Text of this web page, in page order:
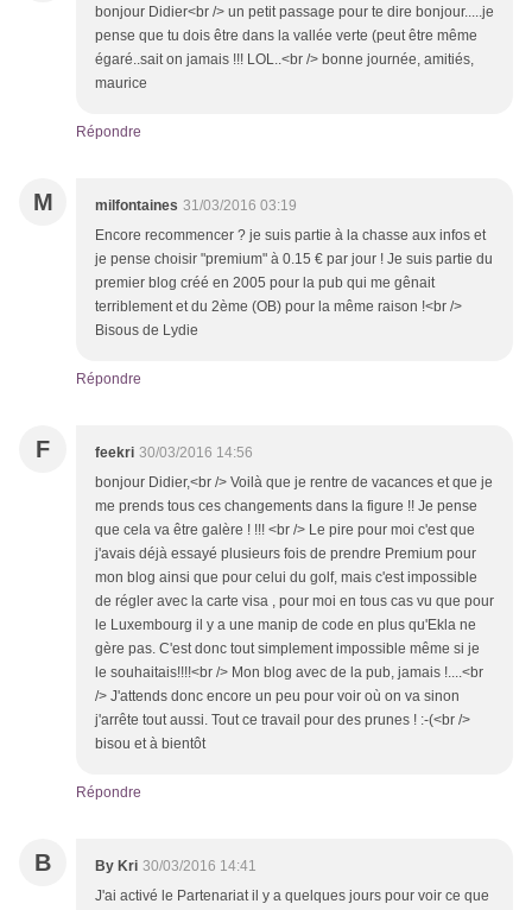
bonjour Didier<br /> un petit passage pour te dire bonjour.....je
pense que tu dois être dans la vallée verte (peut être même
égaré..sait on jamais !!! LOL..<br /> bonne journée, amitiés,
maurice
Répondre
M milfontaines 31/03/2016 03:19
Encore recommencer ? je suis partie à la chasse aux infos et
je pense choisir "premium" à 0.15 € par jour ! Je suis partie du
premier blog créé en 2005 pour la pub qui me gênait
terriblement et du 2ème (OB) pour la même raison !<br />
Bisous de Lydie
Répondre
F feekri 30/03/2016 14:56
bonjour Didier,<br /> Voilà que je rentre de vacances et que je
me prends tous ces changements dans la figure !! Je pense
que cela va être galère ! !!! <br /> Le pire pour moi c'est que
j'avais déjà essayé plusieurs fois de prendre Premium pour
mon blog ainsi que pour celui du golf, mais c'est impossible
de régler avec la carte visa , pour moi en tous cas vu que pour
le Luxembourg il y a une manip de code en plus qu'Ekla ne
gère pas. C'est donc tout simplement impossible même si je
le souhaitais!!!!<br /> Mon blog avec de la pub, jamais !....<br
/> J'attends donc encore un peu pour voir où on va sinon
j'arrête tout aussi. Tout ce travail pour des prunes ! :-(<br />
bisou et à bientôt
Répondre
B By Kri 30/03/2016 14:41
J'ai activé le Partenariat il y a quelques jours pour voir ce que